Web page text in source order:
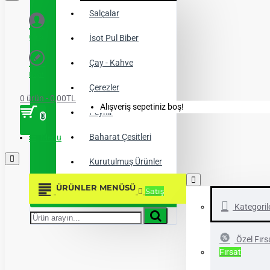
Salçalar
İsot Pul Biber
Çay - Kahve
Çerezler
Peynir
Baharat Çesitleri
Kurutulmuş Ürünler
Şarküteri Ürünleri
Ürün
arayın...
Giriş
Kayıt
0 ürün - 0,00TL
0
Alışveriş sepetiniz boş!
Menu
ÜRÜNLER MENÜSÜ
Satış
Özel
Fırsat